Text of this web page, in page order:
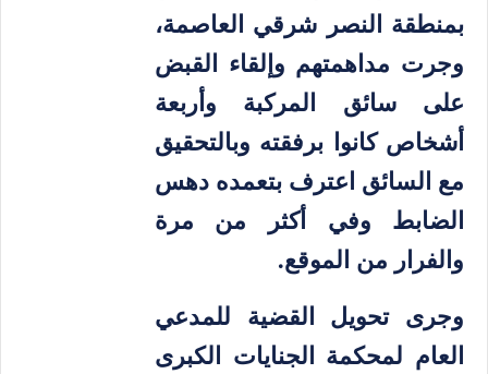
بمنطقة النصر شرقي العاصمة،
وجرت مداهمتهم وإلقاء القبض
على سائق المركبة وأربعة
أشخاص كانوا برفقته وبالتحقيق
مع السائق اعترف بتعمده دهس
الضابط وفي أكثر من مرة
والفرار من الموقع.
وجرى تحويل القضية للمدعي
العام لمحكمة الجنايات الكبرى